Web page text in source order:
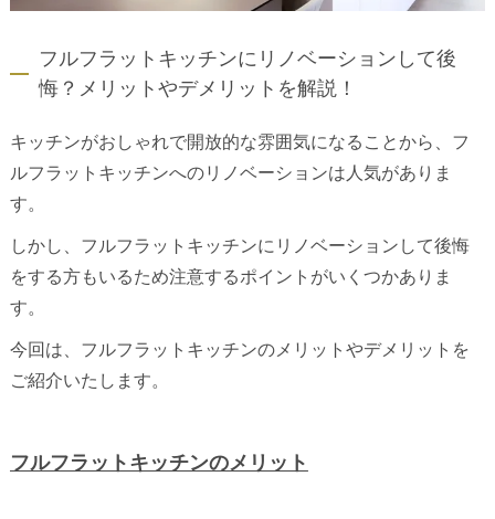
フルフラットキッチンにリノベーションして後
悔？メリットやデメリットを解説！
キッチンがおしゃれで開放的な雰囲気になることから、フ
ルフラットキッチンへのリノベーションは人気がありま
す。
しかし、フルフラットキッチンにリノベーションして後悔
をする方もいるため注意するポイントがいくつかありま
す。
今回は、フルフラットキッチンのメリットやデメリットを
ご紹介いたします。
フルフラットキッチンのメリット